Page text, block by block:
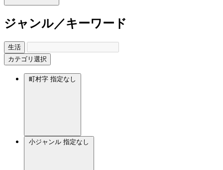
ジャンル／キーワード
生活
カテゴリ選択
町村字 指定なし
小ジャンル 指定なし